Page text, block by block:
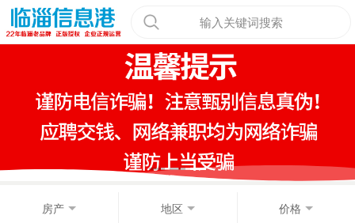
输入关键词搜索
房产 地区 价格